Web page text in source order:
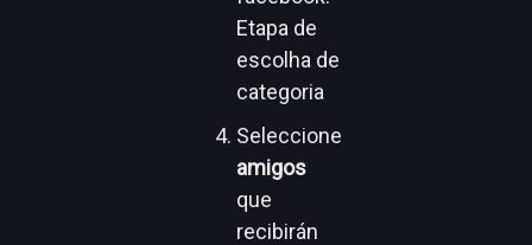
Seleccione
amigos
que
recibirán